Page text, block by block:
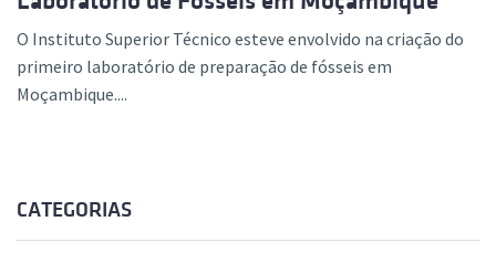
O Instituto Superior Técnico esteve envolvido na criação do
primeiro laboratório de preparação de fósseis em
Moçambique....
CATEGORIAS